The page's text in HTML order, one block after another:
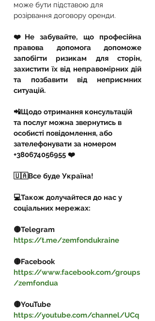
може бути підставою для
розірвання договору оренди.
❤️Не забувайте, що професійна
правова допомога допоможе
запобігти ризикам для сторін,
захистити їх від неправомірних дій
та позбавити від неприємних
ситуацій.
📲Щодо отримання консультацій
та послуг можна звернутись в
особисті повідомлення, або
зателефонувати за номером
+380674056955 ❤️
🇺🇦Все буде Україна!
💻Також долучайтеся до нас у
соціальних мережах:
🟡Telegram
https://t.me/zemfondukraine
🟡Facebook
https://www.facebook.com/groups
/zemfondua
🟡YouTube
https://youtube.com/channel/UCq